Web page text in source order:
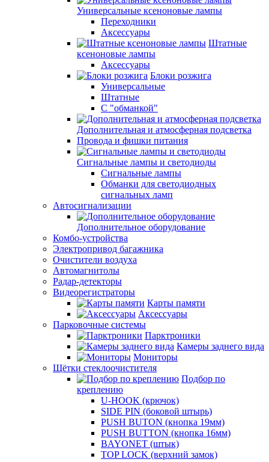
Универсальные ксеноновые лампы
Переходники
Аксессуары
Штатные
ксеноновые лампы
Аксессуары
Блоки розжига
Универсальные
Штатные
С "обманкой"
Дополнительная и атмосферная подсветка
Провода и фишки питания
Cигнальные лампы и светодиоды
Сигнальные лампы
Обманки для светодиодных
сигнальных ламп
Автосигнализации
Дополнительное оборудование
Комбо-устройства
Электропривод багажника
Очистители воздуха
Автомагнитолы
Радар-детекторы
Видеорегистраторы
Карты памяти
Аксессуары
Парковочные системы
Парктроники
Камеры заднего вида
Мониторы
Щётки стеклоочистителя
Подбор по
креплению
U-HOOK (крючок)
SIDE PIN (боковой штырь)
PUSH BUTON (кнопка 19мм)
PUSH BUTTON (кнопка 16мм)
BAYONET (штык)
TOP LOCK (верхний замок)